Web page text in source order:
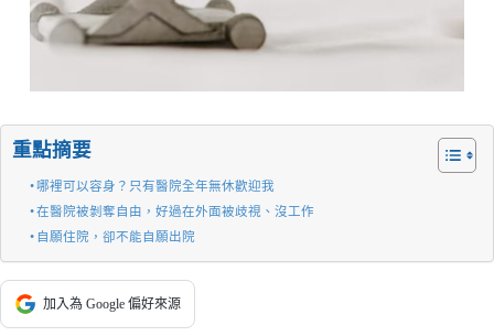
重點摘要
哪裡可以容身？只有醫院全年無休歡迎我
在醫院被剝奪自由，好過在外面被歧視、沒工作
自願住院，卻不能自願出院
加入為 Google 偏好來源